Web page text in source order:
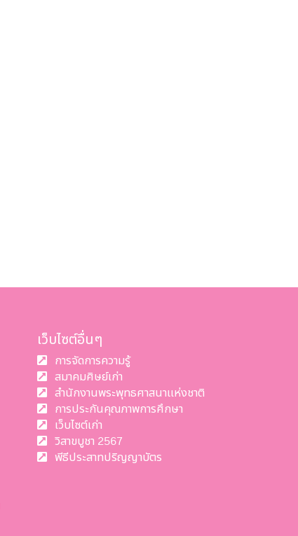
เว็บไซต์อื่นๆ
การจัดการความรู้
สมาคมศิษย์เก่า
สำนักงานพระพุทธศาสนาแห่งชาติ
การประกันคุณภาพการศึกษา
เว็บไซต์เก่า
วิสาขบูชา 2567
พีธีประสาทปริญญาบัตร